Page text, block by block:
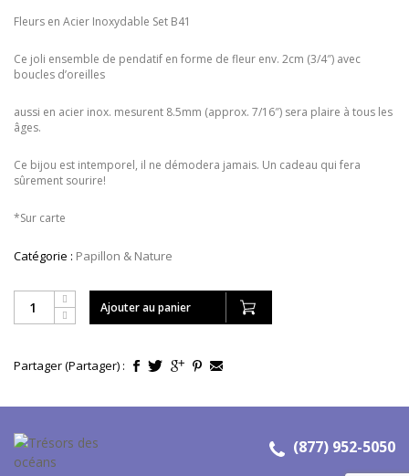
Fleurs en Acier Inoxydable Set B41
Ce joli ensemble de pendatif en forme de fleur env. 2cm (3/4″) avec
boucles d’oreilles
aussi en acier inox. mesurent 8.5mm (approx. 7/16″) sera plaire à tous les
âges.
Ce bijou est intemporel, il ne démodera jamais. Un cadeau qui fera
sûrement sourire!
*Sur carte
Catégorie : Papillon & Nature
Ajouter au panier
Partager (Partager) :
(877) 952-5050